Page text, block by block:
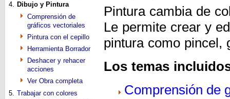
4. Dibujo y Pintura
Comprensión de
gráficos vectoriales
Pintura con el cepillo
Herramienta Borrador
Deshacer y rehacer
acciones
Ver Obra completa
5. Trabajar con colores
Pintura cambia de
Le permite crear y
pintura como pincel,
Los temas
Comprensión de